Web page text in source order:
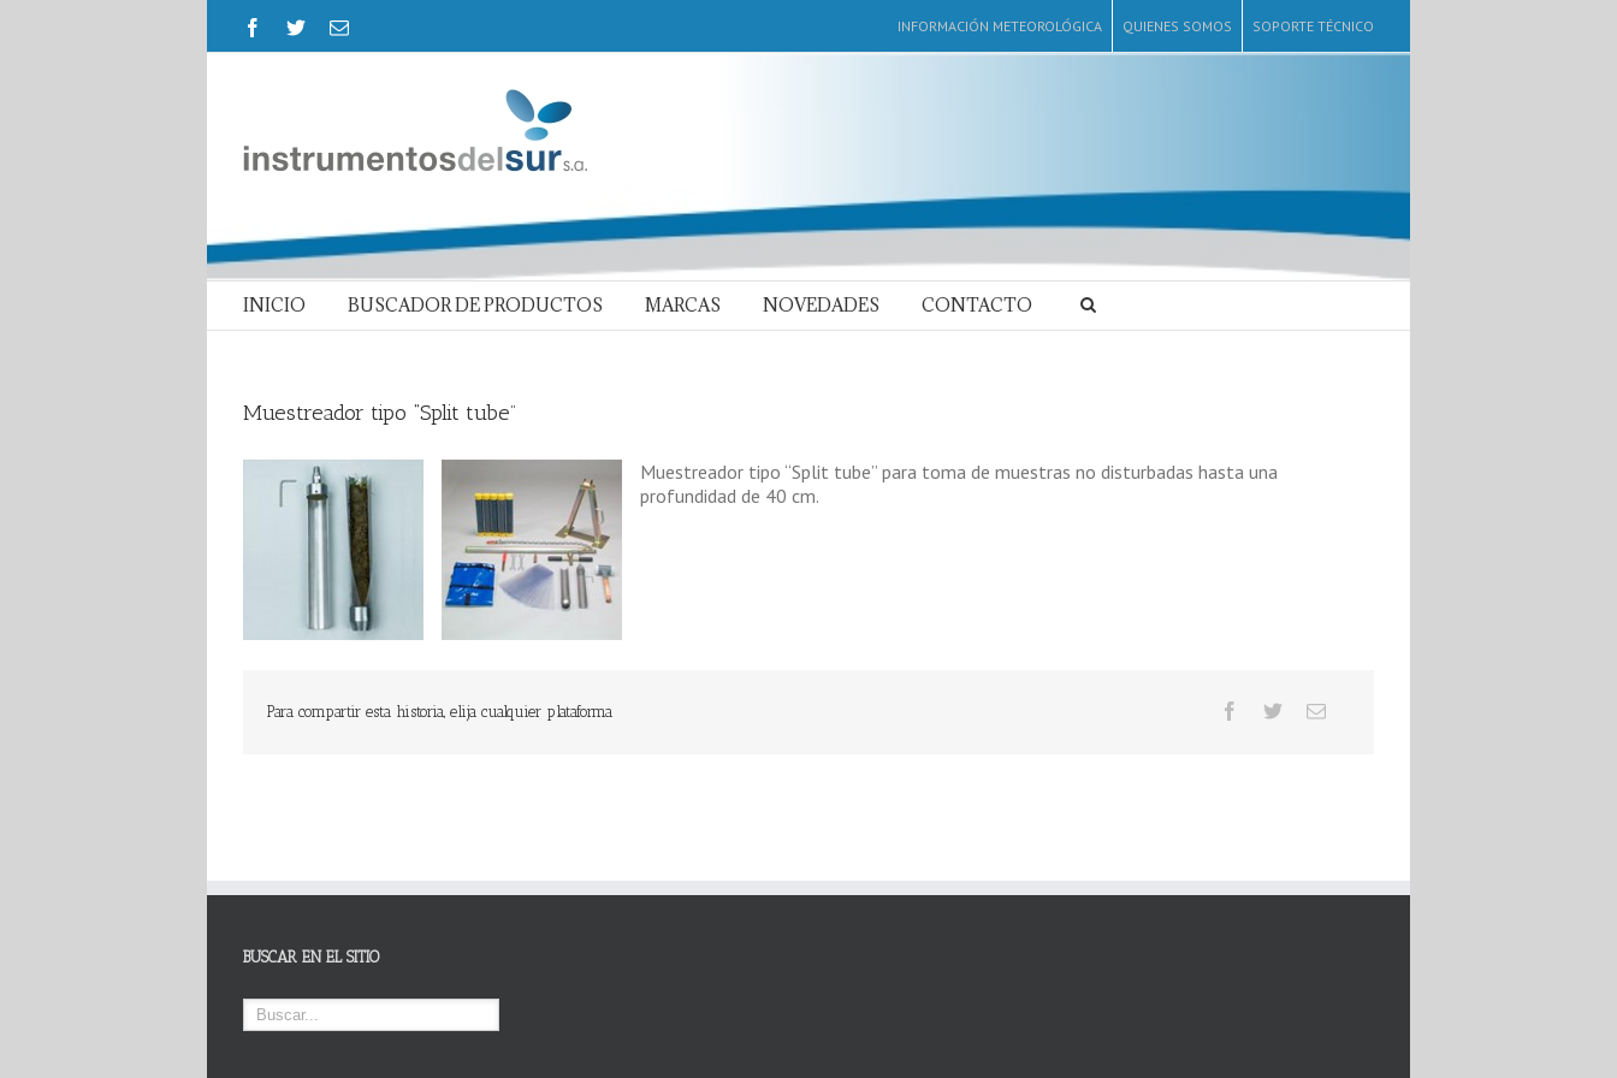
INFORMACIÓN METEOROLÓGICA QUIENES SOMOS SOPORTE TÉCNICO
INICIO BUSCADOR DE PRODUCTOS MARCAS NOVEDADES CONTACTO
Muestreador tipo “Split tube”
Muestreador tipo “Split tube” para toma de muestras no disturbadas hasta una
profundidad de 40 cm.
Para compartir esta historia, elija cualquier plataforma
BUSCAR EN EL SITIO